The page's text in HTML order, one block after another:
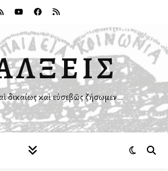
δικαίως καὶ εὐσεβῶς ζήσωμεν…